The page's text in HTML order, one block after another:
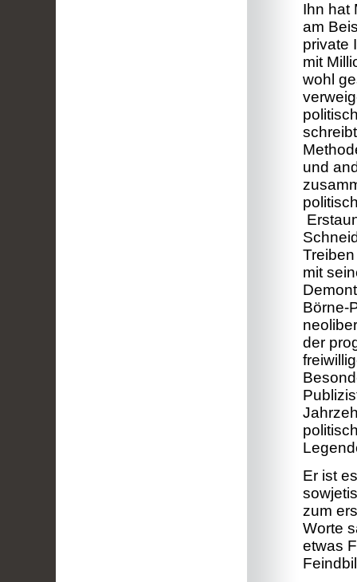
Ihn hat
am
private
mit
wohl
und
mit
Börne-
der
Er ist
zum
Worte
etwas